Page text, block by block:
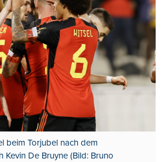
beim Torjubel nach dem
Kevin De Bruyne (Bild: Bruno